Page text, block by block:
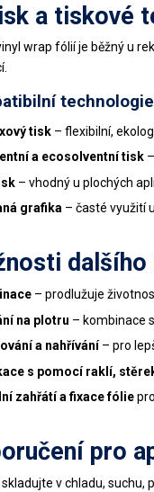
a tiskové
wrap fólií je běžný u
tisk– flexibilní,
a ecosolventní tisk–
– vhodný u plochých
grafika– časté využití
– prodlužuje
na plotru – kombinace
a nahřívání– pro
s pomocí raklí,
zahřátí a fixace fólie
pro
skladujte v chladu, suchu,